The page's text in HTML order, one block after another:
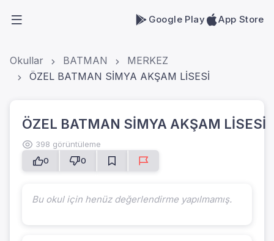
Google Play App Store
Okullar BATMAN
MERKEZ
ÖZEL BATMAN SİMYA AKŞAM LİSESİ
ÖZEL BATMAN SİMYA AKŞAM LİSESİ
398 görüntüleme
0
0
Bu okul için henüz değerlendirme yapılmamış.